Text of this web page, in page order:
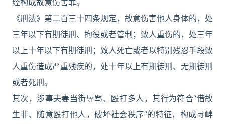
经构成故意伤害罪。
《刑法》第二百三十四条规定，故意伤害他人身体的，处
三年以下有期徒刑、拘役或者管制；致人重伤的，处三年
以上十年以下有期徒刑；致人死亡或者以特别残忍手段致
人重伤造成严重残疾的，处十年以上有期徒刑、无期徒刑
或者死刑。
其次，涉事夫妻当街辱骂、殴打多人，其行为符合“借故
生非、随意殴打他人，破坏社会秩序”的特征，构成寻衅